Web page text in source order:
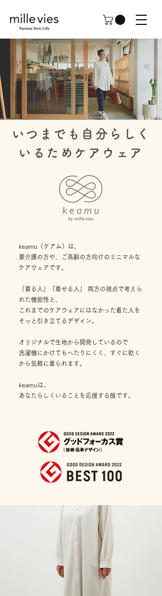
いつまでも自分らしく
いるため​ケアウェア
keamu（ケアム）は、
要介護の方や、ご高齢の方向けのミニマルな
ケアウェアです。
「着る人」「着せる人」 両方の視点で考えら
れた機能性と、
これまでのケアウェアにはなかった着た人を
そっと引き立てるデザイン。
オリジナルで生地から開発しているので
洗濯機にかけてもへたりにくく、すぐに乾く
から気軽に着られます。
keamuは、
あなたらしくいることを応援する服です。